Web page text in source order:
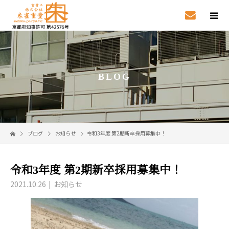
BLOG
ブログ お知らせ 令和3年度 第2期新卒採用募集中！
令和3年度 第2期新卒採用募集中！
2021.10.26 お知らせ